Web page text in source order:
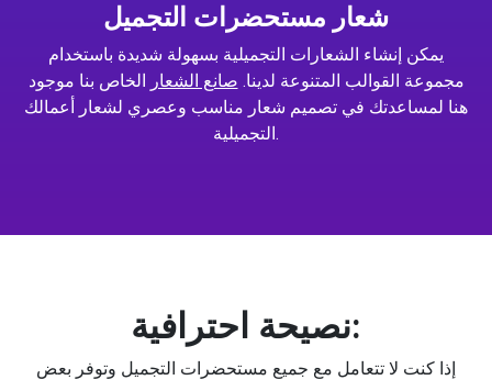
شعار مستحضرات التجميل
يمكن إنشاء الشعارات التجميلية بسهولة شديدة باستخدام
مجموعة القوالب المتنوعة لدينا. صانع الشعار الخاص بنا موجود
هنا لمساعدتك في تصميم شعار مناسب وعصري لشعار أعمالك
التجميلية.
نصيحة احترافية:
إذا كنت لا تتعامل مع جميع مستحضرات التجميل وتوفر بعض